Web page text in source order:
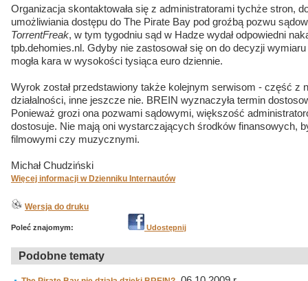
Organizacja skontaktowała się z administratorami tychże stron,
umożliwiania dostępu do The Pirate Bay pod groźbą pozwu
TorrentFreak, w tym tygodniu sąd w Hadze wydał odpowiedni
tpb.dehomies.nl. Gdyby nie zastosował się on do decyzji
mogła kara w wysokości tysiąca euro dziennie.
Wyrok został przedstawiony także kolejnym serwisom - część z
działalności, inne jeszcze nie. BREIN wyznaczyła termin
Ponieważ grozi ona pozwami sądowymi, większość
dostosuje. Nie mają oni wystarczających środków finansowych,
filmowymi czy muzycznymi.
Michał Chudziński
Więcej informacji w Dzienniku Internautów
Wersja do druku
Poleć znajomym: Udostępnij
Podobne tematy